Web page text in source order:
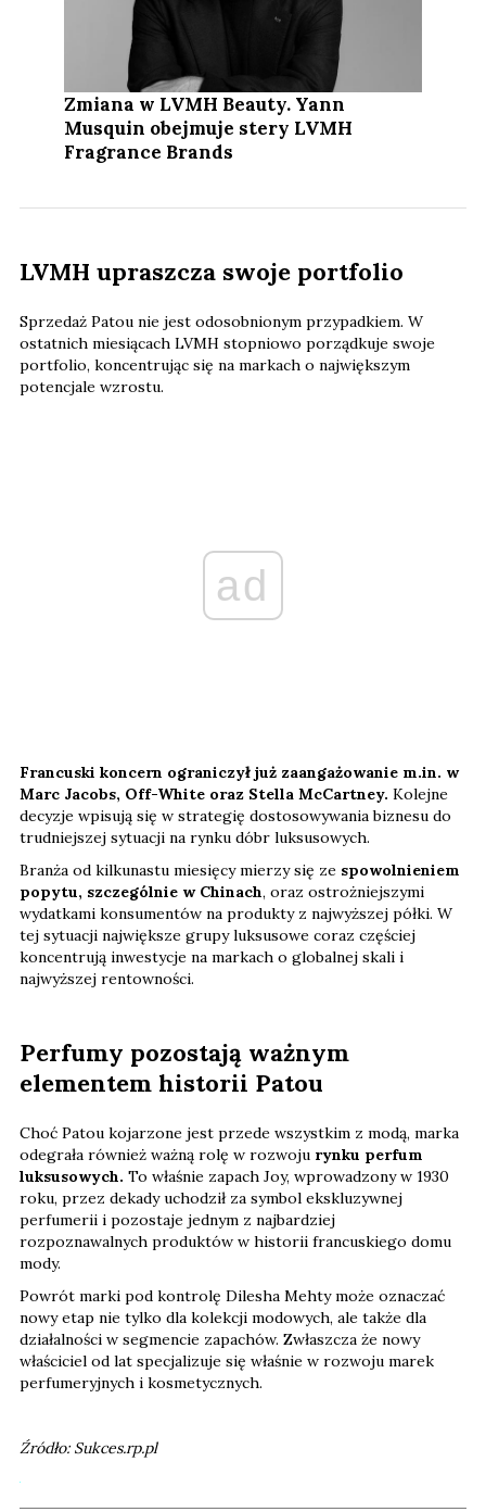
Zmiana w LVMH Beauty. Yann
Musquin obejmuje stery LVMH
Fragrance Brands
LVMH upraszcza swoje portfolio
Sprzedaż Patou nie jest odosobnionym przypadkiem. W
ostatnich miesiącach LVMH stopniowo porządkuje swoje
portfolio, koncentrując się na markach o największym
potencjale wzrostu.
ad
Francuski koncern ograniczył już zaangażowanie m.in. w
Marc Jacobs, Off-White oraz Stella McCartney. Kolejne
decyzje wpisują się w strategię dostosowywania biznesu do
trudniejszej sytuacji na rynku dóbr luksusowych.
Branża od kilkunastu miesięcy mierzy się ze spowolnieniem
popytu, szczególnie w Chinach, oraz ostrożniejszymi
wydatkami konsumentów na produkty z najwyższej półki. W
tej sytuacji największe grupy luksusowe coraz częściej
koncentrują inwestycje na markach o globalnej skali i
najwyższej rentowności.
Perfumy pozostają ważnym
elementem historii Patou
Choć Patou kojarzone jest przede wszystkim z modą, marka
odegrała również ważną rolę w rozwoju rynku perfum
luksusowych. To właśnie zapach Joy, wprowadzony w 1930
roku, przez dekady uchodził za symbol ekskluzywnej
perfumerii i pozostaje jednym z najbardziej
rozpoznawalnych produktów w historii francuskiego domu
mody.
Powrót marki pod kontrolę Dilesha Mehty może oznaczać
nowy etap nie tylko dla kolekcji modowych, ale także dla
działalności w segmencie zapachów. Zwłaszcza że nowy
właściciel od lat specjalizuje się właśnie w rozwoju marek
perfumeryjnych i kosmetycznych.
Źródło: Sukces.rp.pl